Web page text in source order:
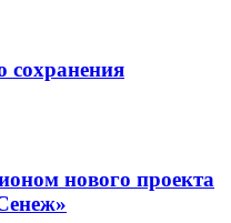
сохранения
нового проекта